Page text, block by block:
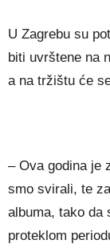
U Zagrebu su
biti uvrštene na
a na tržištu će
– Ova godina je
smo svirali, te
albuma, tako da
proteklom